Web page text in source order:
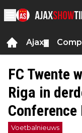
Ajax
FC Twente
Riga in
Conference
Voetbalnieuws